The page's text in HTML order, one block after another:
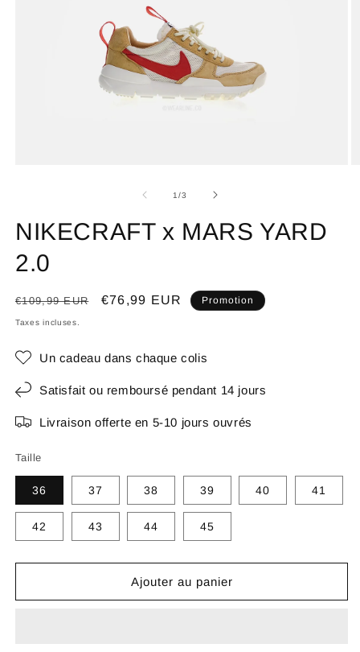
1/de
3
NIKECRAFT x MARS YARD
2.0
Prix
habituel
€109,99 EUR
Prix
€76,99 EUR Promotion
Taxes incluses.
Un cadeau dans chaque colis
Satisfait ou remboursé pendant 14 jours
Livraison offerte en 5-10 jours ouvrés
Taille
36 37 38 39 40 41
42 43 44 45
Ajouter au panier